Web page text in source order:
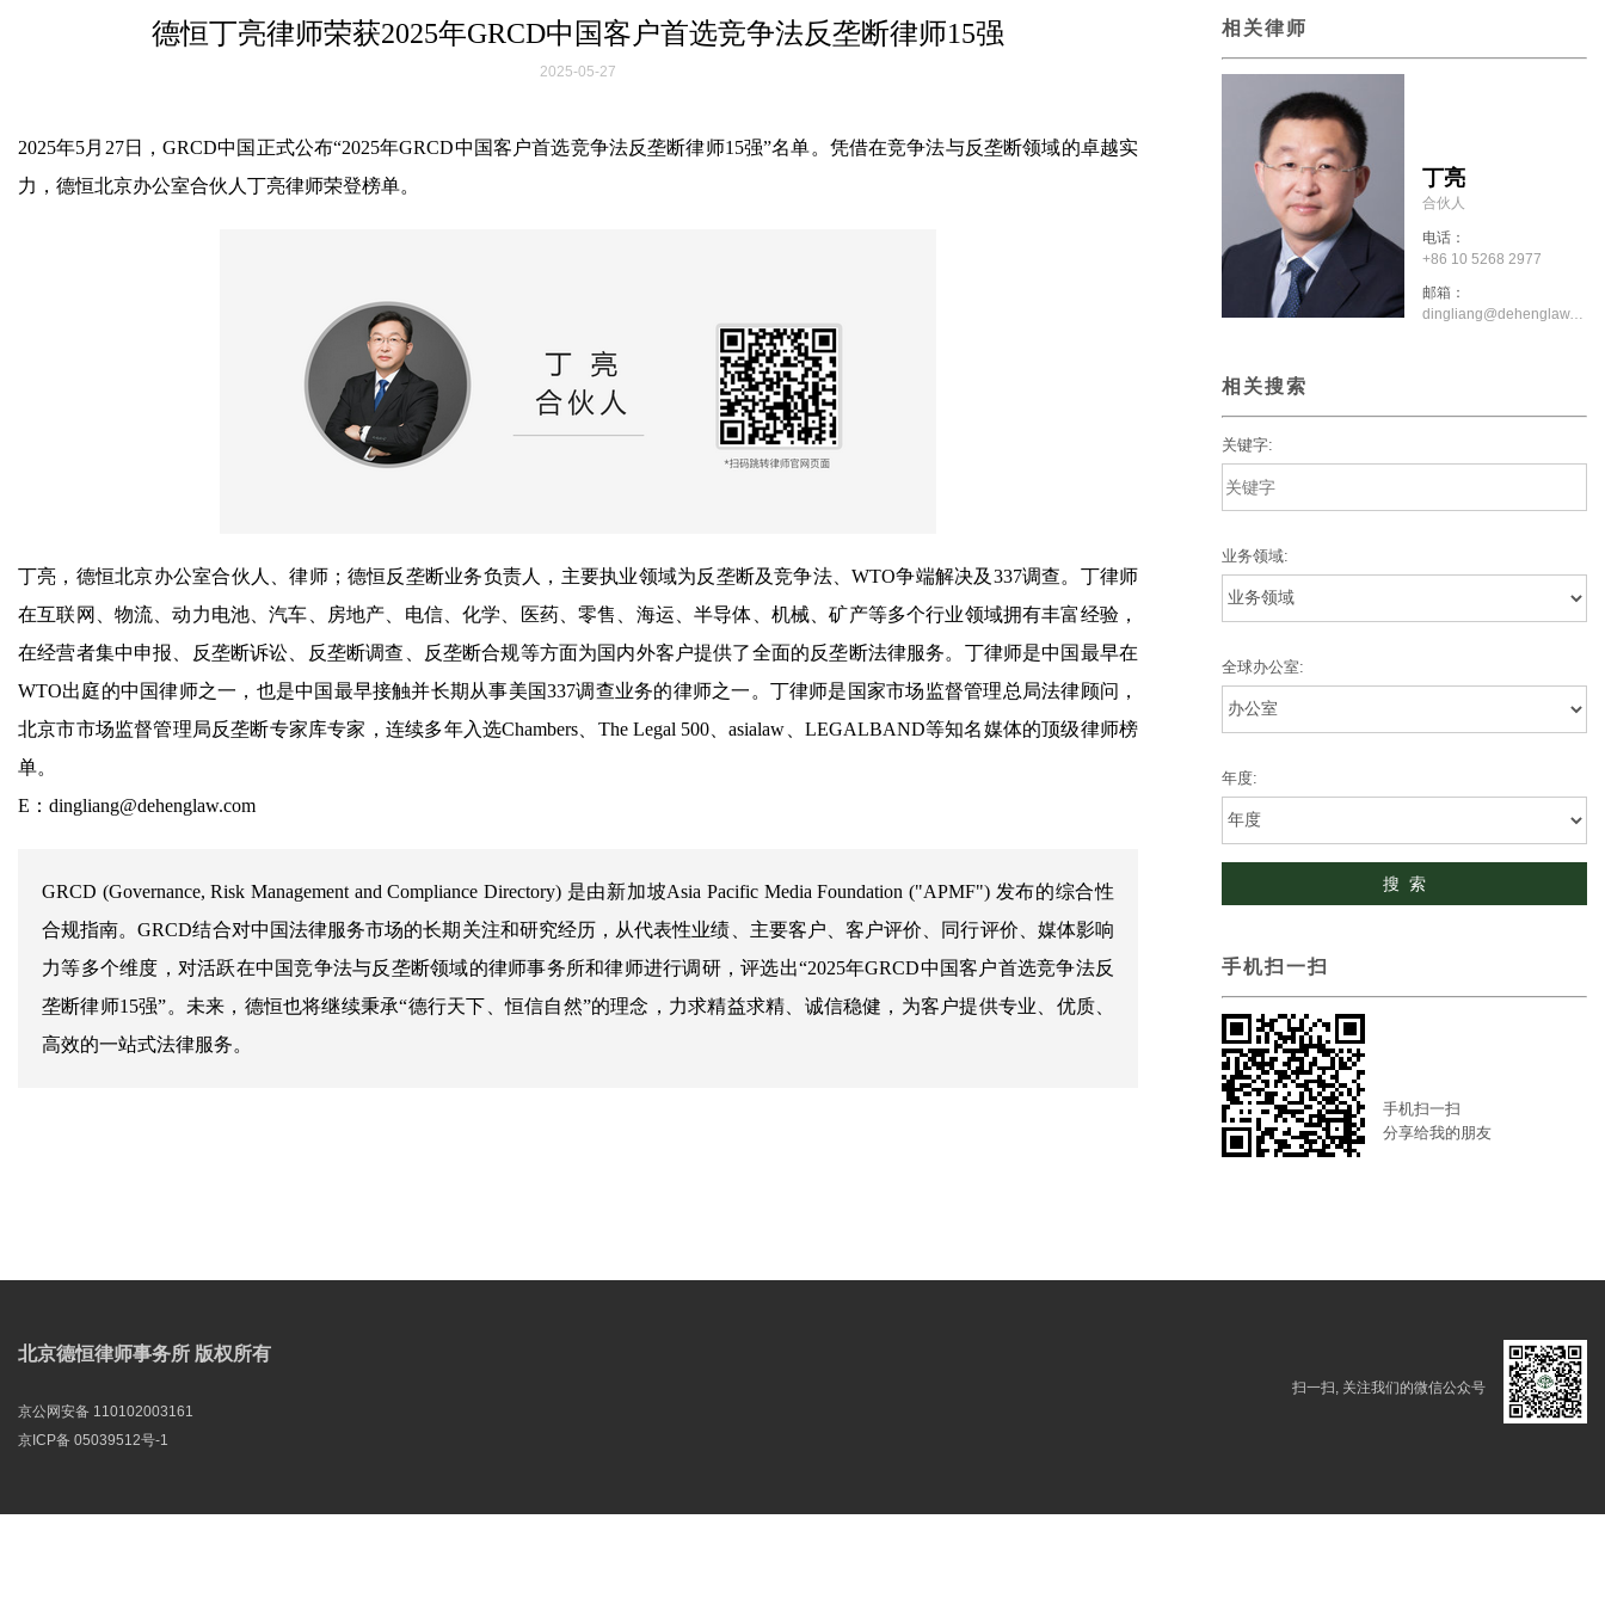
德恒丁亮律师荣获2025年GRCD中国客户首选竞争法反垄断律师15强
2025-05-27
2025年5月27日，GRCD中国正式公布“2025年GRCD中国客户首选竞争法反垄断律师15强”名单。凭借在竞争法与反垄断领域的卓越实
力，德恒北京办公室合伙人丁亮律师荣登榜单。
丁亮，德恒北京办公室合伙人、律师；德恒反垄断业务负责人，主要执业领域为反垄断及竞争法、WTO争端解决及337调查。丁律师
在互联网、物流、动力电池、汽车、房地产、电信、化学、医药、零售、海运、半导体、机械、矿产等多个行业领域拥有丰富经验，
在经营者集中申报、反垄断诉讼、反垄断调查、反垄断合规等方面为国内外客户提供了全面的反垄断法律服务。丁律师是中国最早在
WTO出庭的中国律师之一，也是中国最早接触并长期从事美国337调查业务的律师之一。丁律师是国家市场监督管理总局法律顾问，
北京市市场监督管理局反垄断专家库专家，连续多年入选Chambers、The Legal 500、asialaw、LEGALBAND等知名媒体的顶级律师榜
单。
E：dingliang@dehenglaw.com
GRCD (Governance, Risk Management and Compliance Directory) 是由新加坡Asia Pacific Media Foundation ("APMF") 发布的综合性
合规指南。GRCD结合对中国法律服务市场的长期关注和研究经历，从代表性业绩、主要客户、客户评价、同行评价、媒体影响
力等多个维度，对活跃在中国竞争法与反垄断领域的律师事务所和律师进行调研，评选出“2025年GRCD中国客户首选竞争法反
垄断律师15强”。未来，德恒也将继续秉承“德行天下、恒信自然”的理念，力求精益求精、诚信稳健，为客户提供专业、优质、
高效的一站式法律服务。
相关律师
丁亮
合伙人
电话：
+86 10 5268 2977
邮箱：
dingliang@dehenglaw.com
相关搜索
关键字:
业务领域:
全球办公室:
年度:
手机扫一扫
手机扫一扫
分享给我的朋友
北京德恒律师事务所 版权所有
京公网安备 110102003161
京ICP备 05039512号-1
扫一扫, 关注我们的微信公众号